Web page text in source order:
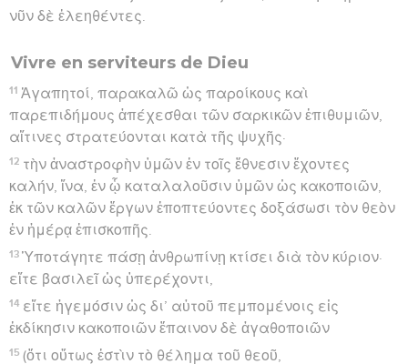
νῦν δὲ ἐλεηθέντες.
Vivre en serviteurs de Dieu
11 Ἀγαπητοί, παρακαλῶ ὡς παροίκους καὶ
παρεπιδήμους ἀπέχεσθαι τῶν σαρκικῶν ἐπιθυμιῶν,
αἵτινες στρατεύονται κατὰ τῆς ψυχῆς·
12 τὴν ἀναστροφὴν ὑμῶν ἐν τοῖς ἔθνεσιν ἔχοντες
καλήν, ἵνα, ἐν ᾧ καταλαλοῦσιν ὑμῶν ὡς κακοποιῶν,
ἐκ τῶν καλῶν ἔργων ἐποπτεύοντες δοξάσωσι τὸν θεὸν
ἐν ἡμέρᾳ ἐπισκοπῆς.
13 Ὑποτάγητε πάσῃ ἀνθρωπίνῃ κτίσει διὰ τὸν κύριον·
εἴτε βασιλεῖ ὡς ὑπερέχοντι,
14 εἴτε ἡγεμόσιν ὡς δι’ αὐτοῦ πεμπομένοις εἰς
ἐκδίκησιν κακοποιῶν ἔπαινον δὲ ἀγαθοποιῶν
15 (ὅτι οὕτως ἐστὶν τὸ θέλημα τοῦ θεοῦ,